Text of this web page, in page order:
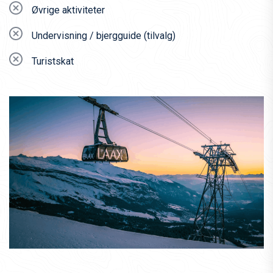
Øvrige aktiviteter
Undervisning / bjergguide (tilvalg)
Turistskat